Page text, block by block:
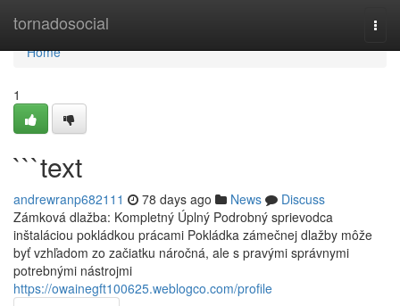
tornadosocial
Home
Home
1
```text
andrewranp682111 78 days ago News
Discuss
Zámková dlažba: Kompletný Úplný Podrobný sprievodca
inštaláciou pokládkou prácami Pokládka zámečnej dlažby môže
byť vzhľadom zo začiatku náročná, ale s pravými správnymi
potrebnými nástrojmi
https://owainegft100625.weblogco.com/profile